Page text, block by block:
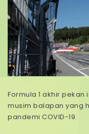
Formula 1 akhir
musim balapan yang
pandemi COVID-19.